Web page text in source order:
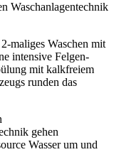
Waschanlagentechnik
maliges Waschen mit
intensive Felgen-
mit kalkfreiem
runden das
gehen
Wasser um und